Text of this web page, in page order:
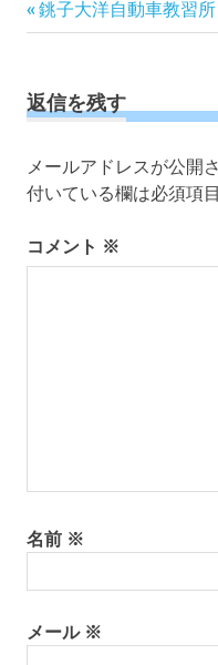
投
稿
ビ
ゲ
シ
ョ
ン
前
の
事:
銚子大洋自動車教習所
返信を残す
メールアドレスが公開
付いている欄は必須項
コメント ※
名前 ※
メール ※